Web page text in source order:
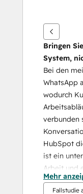
Bringen
System,
Bei den
WhatsApp
wodurch
verbunden
HubSpot
ist ein
Arbeit und
YCloud
Mehr
Fallstudie